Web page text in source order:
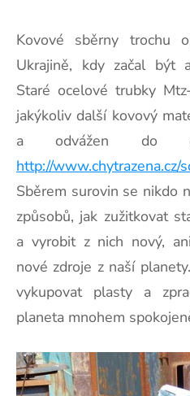
Kovové sběrny trochu
Ukrajině, kdy začal být
Staré ocelové trubky
jakýkoliv další kovový
a odvážen do
http://www.chytrazena.cz/
Sběrem surovin se nikdo
způsobů, jak zužitkovat
a vyrobit z nich nový,
nové zdroje z naší
vykupovat plasty a
planeta mnohem